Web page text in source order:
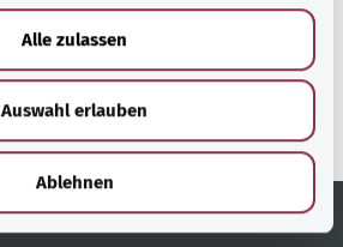
Alle zulassen
Auswahl erlauben
Ablehnen
Сервис министерства
Bundesministerium für
Gesundheit (Федеральное
здравоохранения).